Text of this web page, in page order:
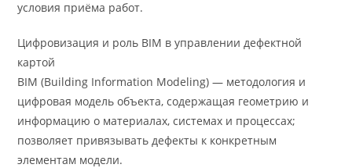
условия приёма работ.
Цифровизация и роль BIM в управлении дефектной
картой
BIM (Building Information Modeling) — методология и
цифровая модель объекта, содержащая геометрию и
информацию о материалах, системах и процессах;
позволяет привязывать дефекты к конкретным
элементам модели.